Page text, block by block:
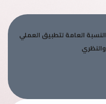
النسبة العامة لتطبيق العملي
والنظري